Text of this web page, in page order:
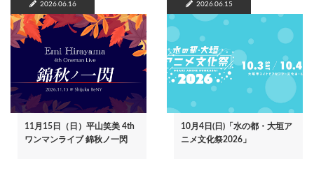
2026.06.16
11月15日（日）平山笑美 4th
ワンマンライブ 錦秋ノ一閃
2026.06.15
10月4日(日)「水の都・大垣ア
ニメ文化祭2026」